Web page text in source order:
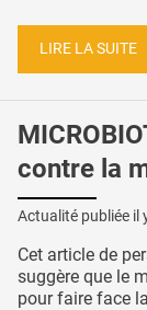
LIRE LA SUITE
contre la
Actualité publiée il
Cet article de
suggère que le
pour faire face